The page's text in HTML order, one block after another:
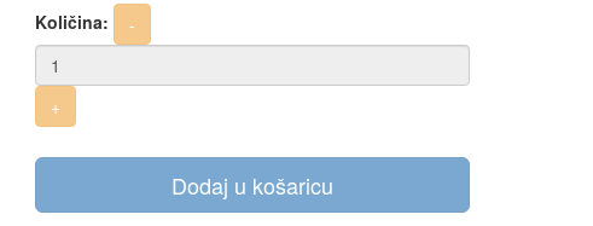
Količina:
Dodaj u košaricu